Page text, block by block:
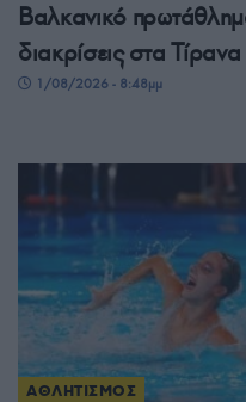
Βαλκανικό
διακρίσεις στα
1/08/2026 - 8:48μμ
ΑΘΛΗΤΙΣΜΟΣ